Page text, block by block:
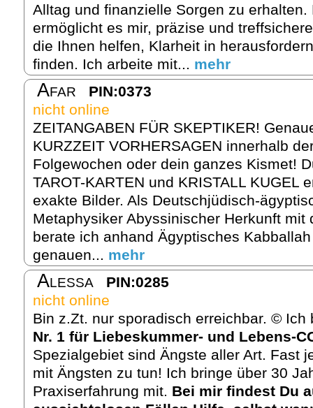
Alltag und finanzielle Sorgen zu erhalten.
ermöglicht es mir, präzise und
die Ihnen helfen, Klarheit in
finden. Ich arbeite mit... mehr
Afar
PIN:0373
nicht online
ZEITANGABEN FÜR SKEPTIKER!
KURZZEIT VORHERSAGEN innerhalb
Folgewochen oder dein ganzes Kismet!
TAROT-KARTEN und KRISTALL KUGEL
exakte Bilder. Als Deutschjüdisch-
Metaphysiker Abyssinischer Herkunft mit
berate ich anhand Ägyptisches
genauen... mehr
Alessa
PIN:0285
nicht online
Bin z.Zt. nur sporadisch erreichbar. ©
Nr. 1 für Liebeskummer- und Lebens-
Spezialgebiet sind Ängste aller Art. Fast
mit Ängsten zu tun! Ich bringe über 30
Praxiserfahrung mit. Bei mir findest Du